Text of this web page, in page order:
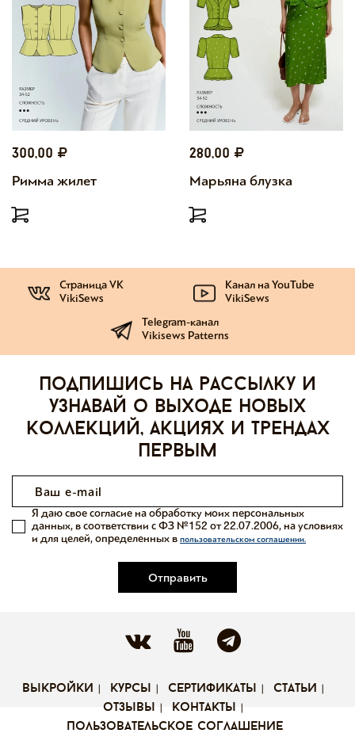
300,00
Римма жилет
280,00
Марьяна блузка
Страница VK
VikiSews
Канал на YouTube
VikiSews
Telegram-канал
Vikisews Patterns
Подпишись на рассылку и
узнавай о выходе новых
коллекций, акциях и трендах
первым
Отправить
Я даю свое согласие на обработку моих персональных
данных, в соответствии с ФЗ №152 от 22.07.2006, на условиях
и для целей, определенных в пользовательском соглашении.
выкройки курсы сертификаты
статьи
отзывы
контакты
пользовательское соглашение